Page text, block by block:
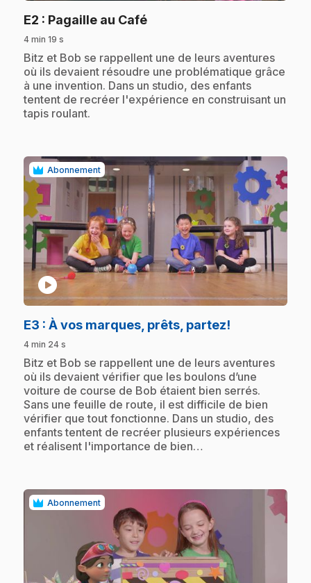
E2 : Pagaille au Café.
4 min 19 s
.Bitz et Bob se rappellent une de leurs aventures
où ils devaient résoudre une problématique grâce
à une invention. Dans un studio, des enfants
tentent de recréer l'expérience en construisant un
tapis roulant.
Abonnement
play_circle
E3 : À vos marques, prêts, partez!
4 min 24 s
.Bitz et Bob se rappellent une de leurs aventures
où ils devaient vérifier que les boulons d’une
voiture de course de Bob étaient bien serrés.
Sans une feuille de route, il est difficile de bien
vérifier que tout fonctionne. Dans un studio, des
enfants tentent de recréer plusieurs expériences
et réalisent l'importance de bien…
Abonnement